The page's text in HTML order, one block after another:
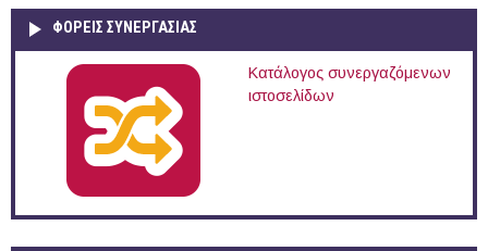
ΦΟΡΕΙΣ ΣΥΝΕΡΓΑΣΙΑΣ
Κατάλογος συνεργαζόμενων
ιστοσελίδων